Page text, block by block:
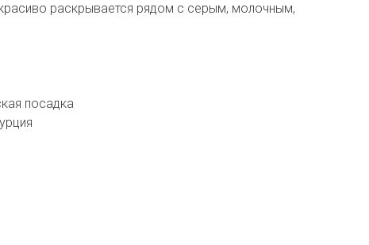
раскрывается рядом с серым, молочным,
посадка